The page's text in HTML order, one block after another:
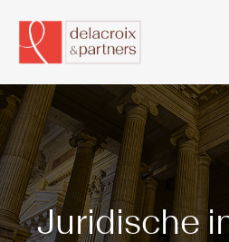
Juridische